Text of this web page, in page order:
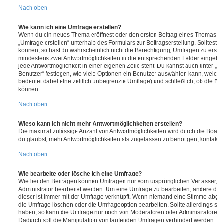
Nach oben
Wie kann ich eine Umfrage erstellen?
Wenn du ein neues Thema eröffnest oder den ersten Beitrag eines
„Umfrage erstellen“ unterhalb des Formulars zur Beitragserstellung.
können, so hast du wahrscheinlich nicht die Berechtigung, Umfragen zu
mindestens zwei Antwortmöglichkeiten in die entsprechenden Felder
jede Antwortmöglichkeit in einer eigenen Zeile steht. Du kannst auch unter
Benutzer“ festlegen, wie viele Optionen ein Benutzer auswählen kann,
bedeutet dabei eine zeitlich unbegrenzte Umfrage) und schließlich, ob die
können.
Nach oben
Wieso kann ich nicht mehr Antwortmöglichkeiten erstellen?
Die maximal zulässige Anzahl von Antwortmöglichkeiten wird durch die
du glaubst, mehr Antwortmöglichkeiten als zugelassen zu benötigen,
Nach oben
Wie bearbeite oder lösche ich eine Umfrage?
Wie bei den Beiträgen können Umfragen nur vom ursprünglichen
Administrator bearbeitet werden. Um eine Umfrage zu bearbeiten, ändere
dieser ist immer mit der Umfrage verknüpft. Wenn niemand eine Stimme
die Umfrage löschen oder die Umfrageoption bearbeiten. Sollte allerdings
haben, so kann die Umfrage nur noch von Moderatoren oder
Dadurch soll die Manipulation von laufenden Umfragen verhindert werden.